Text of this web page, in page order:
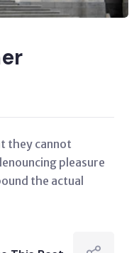
they cannot
pleasure
the actual